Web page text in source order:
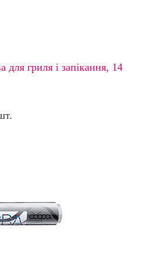
для гриля і запікання, 14